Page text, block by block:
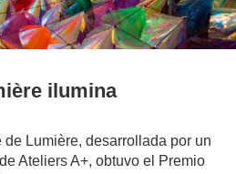
ilumina
Lumière, desarrollada por un
Ateliers A+, obtuvo el Premio